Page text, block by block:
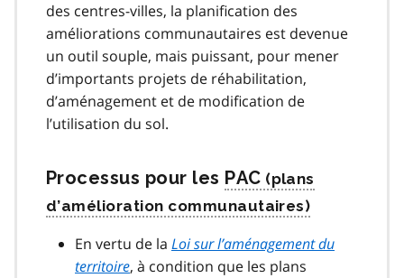
des centres-villes, la planification des
améliorations communautaires est devenue
un outil souple, mais puissant, pour mener
d’importants projets de réhabilitation,
d’aménagement et de modification de
l’utilisation du sol.
Processus pour les PAC
En vertu de la Loi sur l’aménagement du
territoire, à condition que les plans